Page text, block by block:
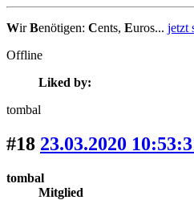
WirBenötigen: Cents, Euros... jetzt
Offline
Liked by:
tombal
#18 23.03.2020
tombal
Mitglied